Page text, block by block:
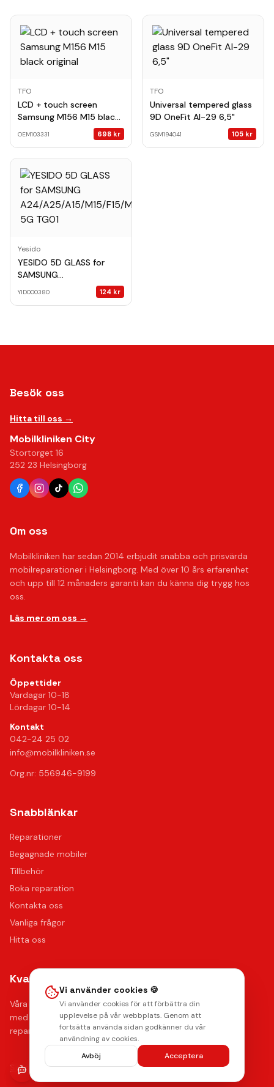
TFO
LCD + touch screen
Samsung M156 M15 black
OEM103331 698 kr
TFO
Universal tempered glass
9D OneFit AI-29 6,5"
GSM194041 105 kr
Yesido
YESIDO 5D GLASS for
SAMSUNG
A24/A25/A15/M15/F15/M34
YID000380 124 kr
Besök oss
Hitta till oss →
Mobilkliniken City
Stortorget 16
252 23 Helsingborg
Om oss
Mobilkliniken har sedan 2014 erbjudit snabba och prisvärda
mobilreparationer i Helsingborg. Med över 10 års erfarenhet
och upp till 12 månaders garanti kan du känna dig trygg hos
oss.
Läs mer om oss →
Kontakta oss
Öppettider
Vardagar 10-18
Lördagar 10-14
Kontakt
042-24 25 02
info@mobilkliniken.se
Org.nr: 556946-9199
Snabblänkar
Reparationer
Begagnade mobiler
Tillbehör
Boka reparation
Kontakta oss
Vanliga frågor
Hitta oss
Kvalitet & Garanti
Våra certifierade tekniker använder de bästa reservdelarna
med upp till 12 månaders funktionsgaranti på samtliga
reparationer.
Se våra reparationer → Lämna ett omdöme
Vi använder cookies 🍪
Vi använder cookies för att förbättra din
upplevelse på vår webbplats. Genom att
fortsätta använda sidan godkänner du vår
användning av cookies.
Avböj
Acceptera